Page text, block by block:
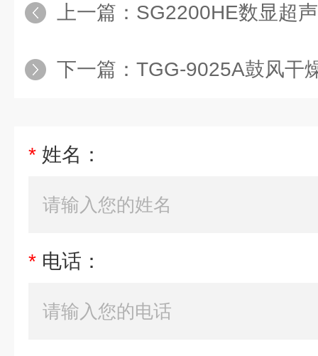
上一篇： SG2200HE数显超
下一篇： TGG-9025A鼓风干
* 姓名：
* 电话：